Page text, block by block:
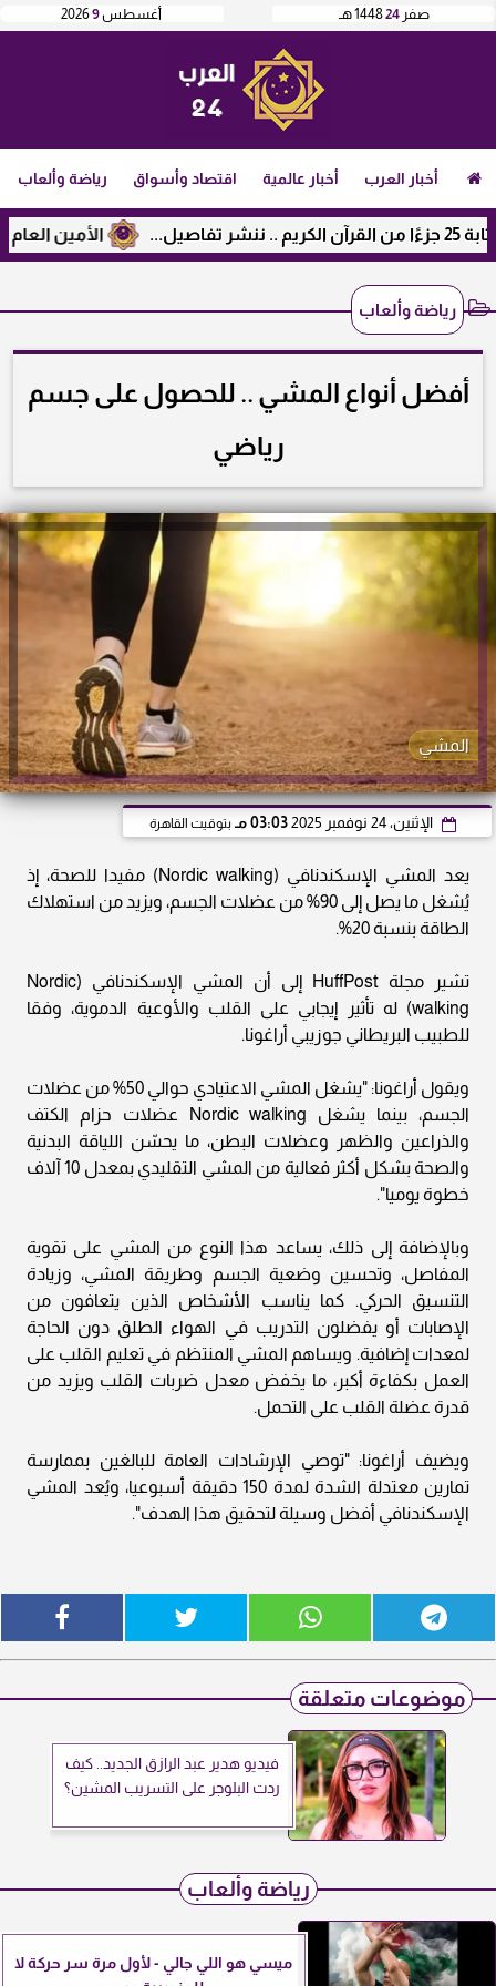
أغسطس9
2026 صفر 241448 هـ
أخبار العرب أخبار عالمية اقتصاد وأسواق رياضة وألعاب
الأمين العام
رياضة وألعاب
أفضل أنواع المشي .. للحصول على جسم
رياضي
المشي
الإثنين، 24 نوفمبر 2025 03:03 مـ بتوقيت القاهرة
يعد المشي الإسكندنافي (Nordic walking) مفيدا للصحة، إذ
يُشغل ما يصل إلى 90% من عضلات الجسم، ويزيد من استهلاك
الطاقة بنسبة 20%.
تشير مجلة HuffPost إلى أن المشي الإسكندنافي (Nordic
walking) له تأثير إيجابي على القلب والأوعية الدموية، وفقا
للطبيب البريطاني جوزيبي أراغونا.
ويقول أراغونا: "يشغل المشي الاعتيادي حوالي 50% من عضلات
الجسم، بينما يشغل Nordic walking عضلات حزام الكتف
والذراعين والظهر وعضلات البطن، ما يحسّن اللياقة البدنية
والصحة بشكل أكثر فعالية من المشي التقليدي بمعدل 10 آلاف
خطوة يوميا".
وبالإضافة إلى ذلك، يساعد هذا النوع من المشي على تقوية
المفاصل، وتحسين وضعية الجسم وطريقة المشي، وزيادة
التنسيق الحركي. كما يناسب الأشخاص الذين يتعافون من
الإصابات أو يفضلون التدريب في الهواء الطلق دون الحاجة
لمعدات إضافية. ويساهم المشي المنتظم في تعليم القلب على
العمل بكفاءة أكبر، ما يخفض معدل ضربات القلب ويزيد من
قدرة عضلة القلب على التحمل.
ويضيف أراغونا: "توصي الإرشادات العامة للبالغين بممارسة
تمارين معتدلة الشدة لمدة 150 دقيقة أسبوعيا، ويُعد المشي
الإسكندنافي أفضل وسيلة لتحقيق هذا الهدف".
موضوعات متعلقة
فيديو هدير عبد الرازق الجديد.. كيف
ردت البلوجر على التسريب المشين؟
رياضة وألعاب
ميسي هو اللي جالي - لأول مرة سر حركة لا